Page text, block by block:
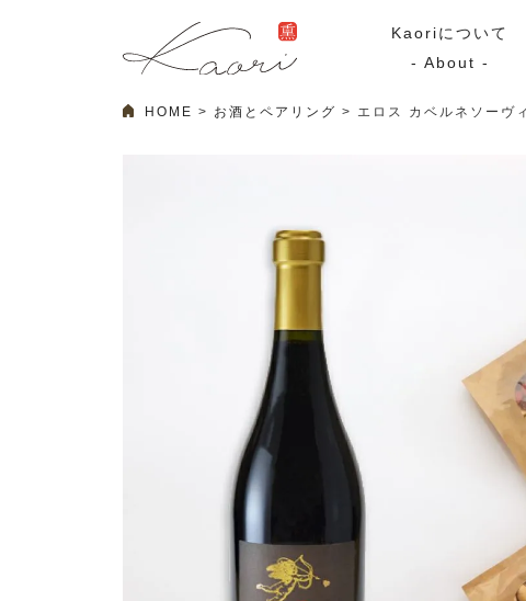
Kaoriについて
- About -
特集・期間限定セール
HOME お酒とペアリング エロス カベルネソー